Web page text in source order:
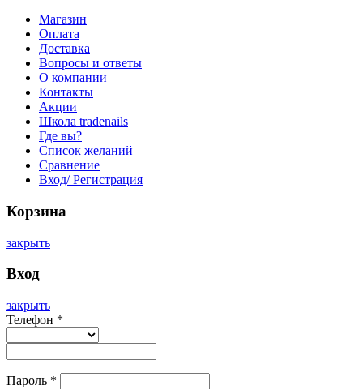
Магазин
Оплата
Доставка
Вопросы и ответы
О компании
Контакты
Акции
Школа tradenails
Где вы?
Список желаний
Сравнение
Вход/ Регистрация
Корзина
закрыть
Вход
закрыть
Телефон *
Пароль *